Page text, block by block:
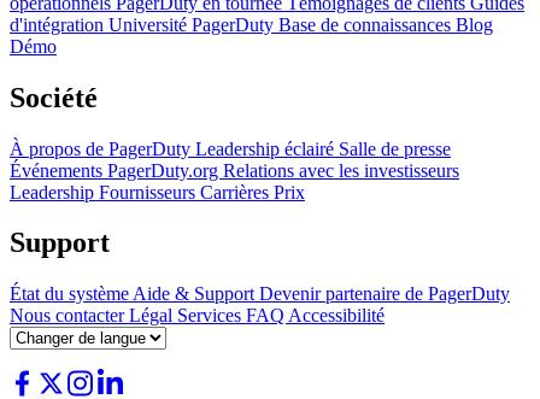
d'intégration Université PagerDuty Base de connaissances Blog
Démo
Société
À propos de PagerDuty Leadership éclairé Salle de presse
Événements PagerDuty.org Relations avec les investisseurs
Leadership Fournisseurs Carrières Prix
Support
État du système Aide & Support Devenir partenaire de PagerDuty
Nous contacterLégal Services FAQ Accessibilité